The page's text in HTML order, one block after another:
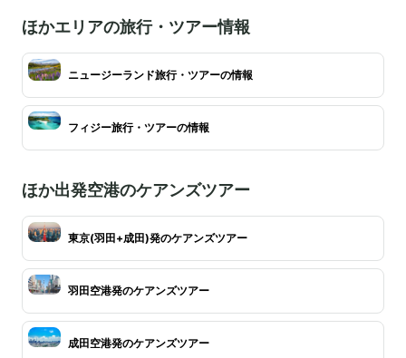
ほかエリアの旅行・ツアー情報
ニュージーランド旅行・ツアーの情報
フィジー旅行・ツアーの情報
ほか出発空港のケアンズツアー
東京(羽田+成田)発のケアンズツアー
羽田空港発のケアンズツアー
成田空港発のケアンズツアー